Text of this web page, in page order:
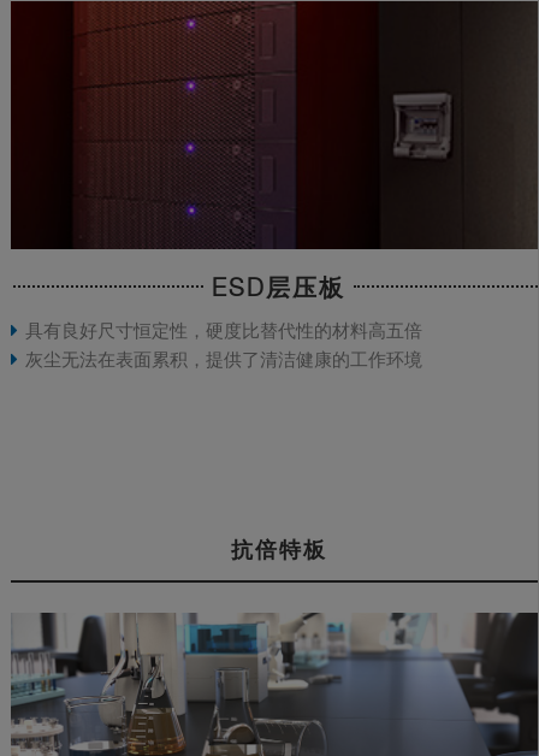
ESD层压板
具有良好尺寸恒定性，硬度比替代性的材料高五倍
灰尘无法在表面累积，提供了清洁健康的工作环境
抗倍特板